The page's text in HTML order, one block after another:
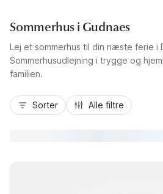
Sommerhus i Gudnaes
Lej et sommerhus til din næste ferie i
Sommerhusudlejning i trygge og
familien.
Sorter Alle filtre